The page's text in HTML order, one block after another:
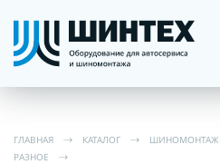
ГЛАВНАЯ КАТАЛОГ
РАЗНОЕ